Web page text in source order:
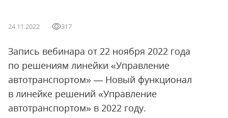
24.11.2022 317
Запись вебинара от 22 ноября 2022 года
по решениям линейки «Управление
автотранспортом» — Новый функционал
в линейке решений «Управление
автотранспортом» в 2022 году.